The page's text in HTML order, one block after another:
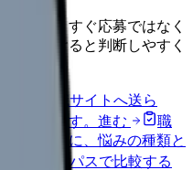
た時は、すぐ応募ではなく
」を分けると判断しやすく
外部転職サイトへ送ら
預かります。 進む
職
か迷う前に、悩みの種類と
給料コンパスで比較する